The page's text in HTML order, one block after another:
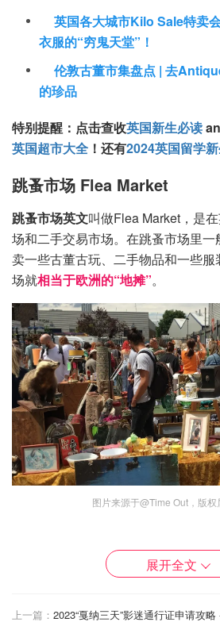
英国各大城市Kilo Sale特卖
衣服的“穷鬼天堂”！
伦敦古董市集盘点 | 去
的珍品
特别提醒： 点击查收英国新生必读
英国超市大全 ！还有2024英国留学
跳蚤市场 Flea Market
跳蚤市场英文叫做Flea Market，是
场和二手交易市场。在跳蚤市场里
卖一些古董古玩、二手物品和一些
场就相当于欧洲的“地摊”。
图片来源于@Time Out，版权
跳蚤市场这个名词来源于西方，有关
Market是位于纽约下曼哈顿地区的一
展开全文
上一篇：